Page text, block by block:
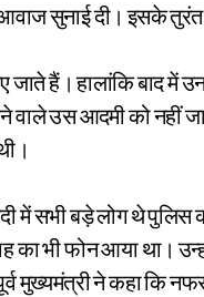
सुनाई दी। इसके तुरंत
हैं। हालांकि बाद में
उस आदमी को नहीं
में सभी बड़े लोग थे पुलिस
का भी फोन आया था।
मुख्यमंत्री ने कहा कि